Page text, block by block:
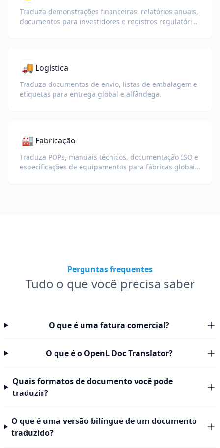
Traduza demonstrações financeiras, relatórios anuais,
documentos para investidores e registros regulatórios
🚚 Logística
Traduza documentos de envio, listas de embalagem e
etiquetas para entrega global e alfândega.
🏭 Fabricação
Traduza POPs, manuais técnicos, documentação ISO e
especificações de equipamentos para fábricas globais
Perguntas frequentes
Tudo o que você precisa saber
O que é uma fatura comercial?
O que é o OpenL Doc Translator?
Quais formatos de documento você pode
traduzir?
O que é uma versão bilíngue de um documento
traduzido?